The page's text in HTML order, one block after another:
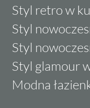
Styl retro w
Styl
Styl
Styl glamour
Modna